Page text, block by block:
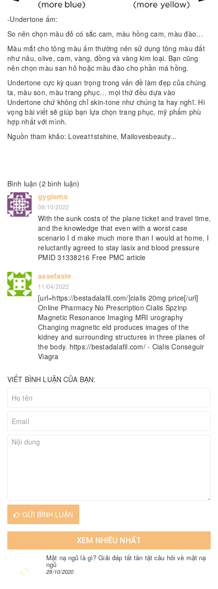
-Undertone ấm:
So nên chọn màu đỏ có sắc cam, màu hồng cam, màu đào…
Màu mắt cho tông màu ấm thường nên sử dụng tông màu đất
như nâu, olive, cam, vàng, đồng và vàng kim loại. Bạn cũng
nên chọn màu san hô hoặc màu đào cho phần má hồng.
Undertone cực kỳ quan trọng trong vấn đề làm đẹp của chúng
ta, màu son, màu trang phục… mọi thứ đều dựa vào
Undertone chứ không chỉ skin-tone như chúng ta hay nghĩ. Hi
vọng bài viết sẽ giúp bạn lựa chọn trang phục, mỹ phẩm phù
hợp nhất với mình.
Nguồn tham khảo: Loveat1stshine, Mailovesbeauty...
Bình luận (2 bình luận)
gygiems
09/10/2022
With the sunk costs of the plane ticket and travel time,
and the knowledge that even with a worst case
scenario I d make much more than I would at home, I
reluctantly agreed to stay lasix and blood pressure
PMID 31338216 Free PMC article
assefaste
11/04/2022
[url=https://bestadalafil.com/]cialis 20mg price[/url]
Online Pharmacy No Prescription Cialis Spzlnp
Magnetic Resonance Imaging MRI urography
Changing magnetic eld produces images of the
kidney and surrounding structures in three planes of
the body. https://bestadalafil.com/ - Cialis Conseguir
Viagra
VIẾT BÌNH LUẬN CỦA BẠN:
GỬI BÌNH LUẬN
XEM NHIỀU NHẤT
Mặt nạ ngủ là gì? Giải đáp tất tần tật câu hỏi về mặt nạ
ngủ
28/10/2020